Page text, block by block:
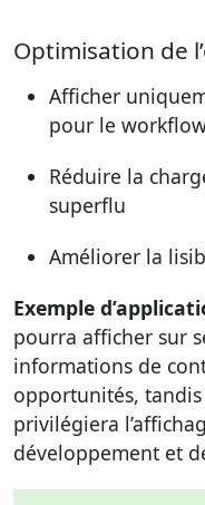
Optimisation de
Afficher
pour le
Réduire la
superflu
Améliorer la
Exemple
pourra afficher sur
informations de
opportunités,
privilégiera
développement et